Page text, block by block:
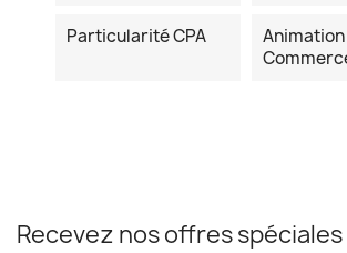
Particularité CPA
Animation
Recevez nos offres spéciales